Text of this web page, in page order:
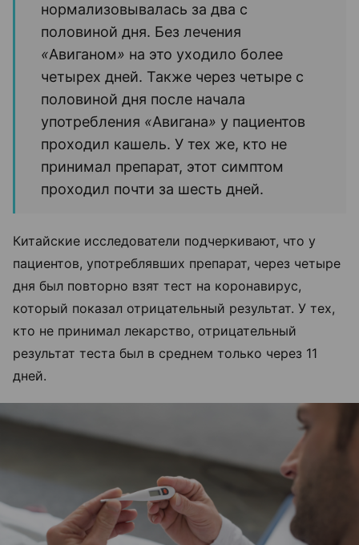
нормализовывалась за два с
половиной дня. Без лечения
«Авиганом» на это уходило более
четырех дней. Также через четыре с
половиной дня после начала
употребления «Авигана» у пациентов
проходил кашель. У тех же, кто не
принимал препарат, этот симптом
проходил почти за шесть дней.
Китайские исследователи подчеркивают, что у
пациентов, употреблявших препарат, через четыре
дня был повторно взят тест на коронавирус,
который показал отрицательный результат. У тех,
кто не принимал лекарство, отрицательный
результат теста был в среднем только через 11
дней.